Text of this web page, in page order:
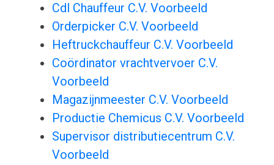
Cdl Chauffeur C.V. Voorbeeld
Orderpicker C.V. Voorbeeld
Heftruckchauffeur C.V. Voorbeeld
Coördinator vrachtvervoer C.V.
Voorbeeld
Magazijnmeester C.V. Voorbeeld
Productie Chemicus C.V. Voorbeeld
Supervisor distributiecentrum C.V.
Voorbeeld